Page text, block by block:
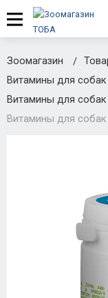
Зоомагазин
Витамины для собак
Витамины для собак
Витамины для собак